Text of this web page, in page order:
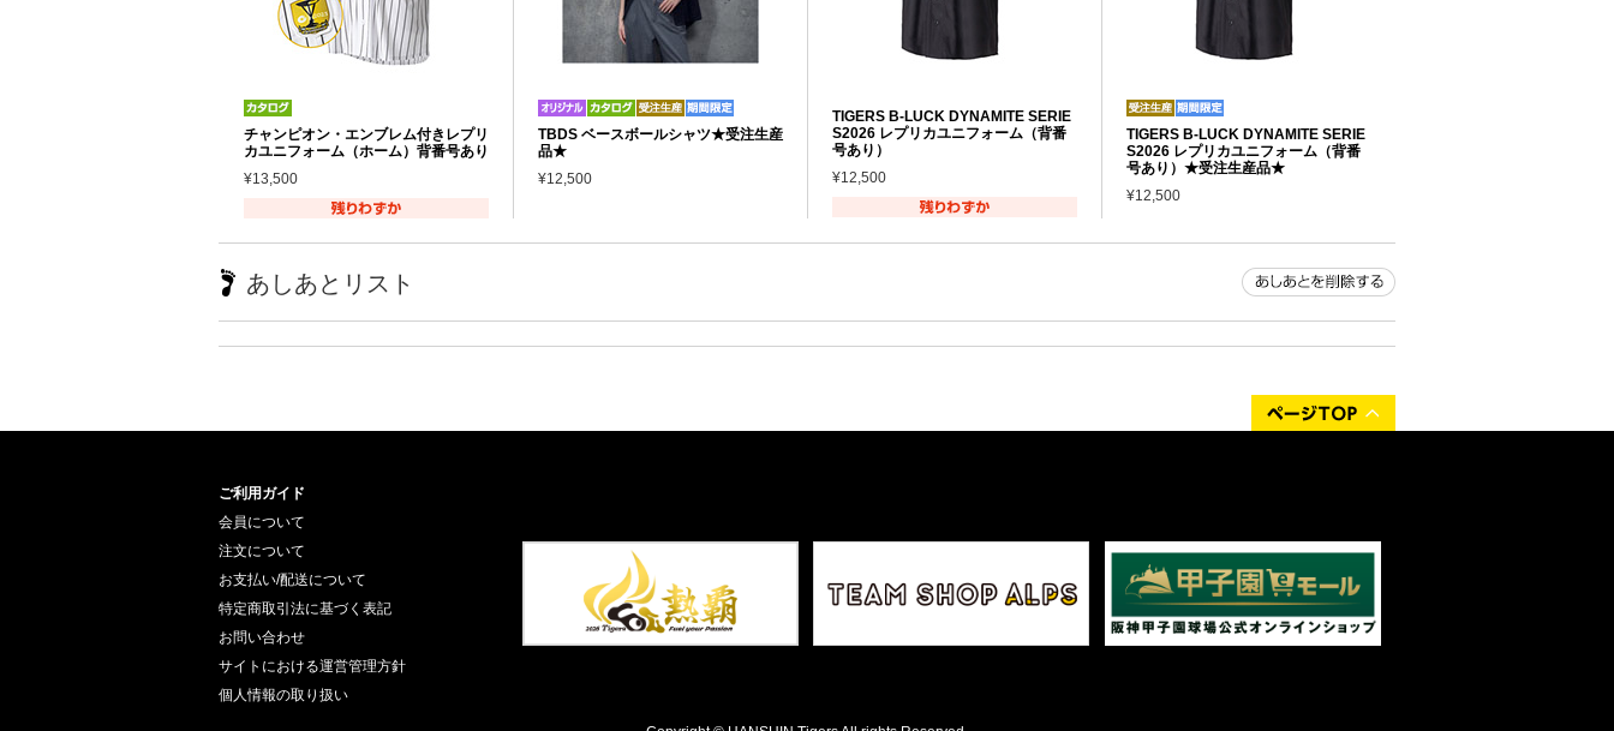
チャンピオン・エンブレム付きレプリ
カユニフォーム（ホーム）背番号あり
¥13,500
TBDS ベースボールシャツ★受注生産
品★
¥12,500
TIGERS B-LUCK DYNAMITE SERIE
S2026 レプリカユニフォーム（背番
号あり）
¥12,500
TIGERS B-LUCK DYNAMITE SERIE
S2026 レプリカユニフォーム（背番
号あり）★受注生産品★
¥12,500
あしあとリスト
ご利用ガイド
会員について
注文について
お支払い/配送について
特定商取引法に基づく表記
お問い合わせ
サイトにおける運営管理方針
個人情報の取り扱い